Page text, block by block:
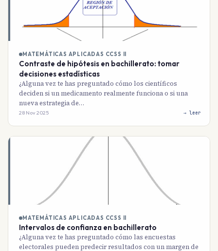
MATEMÁTICAS APLICADAS CCSS II
Contraste de hipótesis en bachillerato: tomar
decisiones estadísticas
¿Alguna vez te has preguntado cómo los científicos
deciden si un medicamento realmente funciona o si una
nueva estrategia de…
28 Nov 2025 → leer
MATEMÁTICAS APLICADAS CCSS II
Intervalos de confianza en bachillerato
¿Alguna vez te has preguntado cómo las encuestas
electorales pueden predecir resultados con un margen de